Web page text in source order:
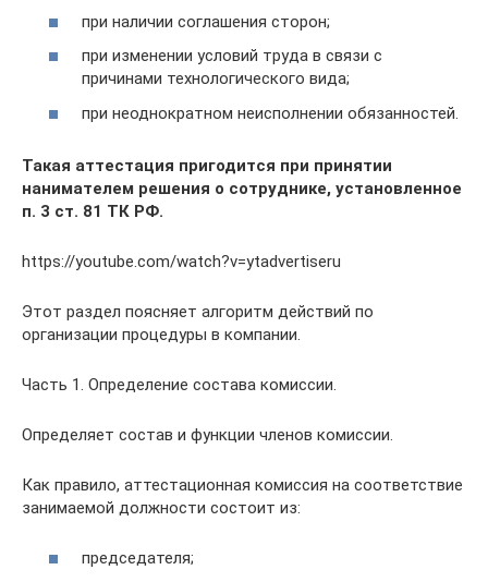
при наличии соглашения сторон;
при изменении условий труда в связи с
причинами технологического вида;
при неоднократном неисполнении обязанностей.
Такая аттестация пригодится при принятии
нанимателем решения о сотруднике, установленное
п. 3 ст. 81 ТК РФ.
https://youtube.com/watch?v=ytadvertiseru
Этот раздел поясняет алгоритм действий по
организации процедуры в компании.
Часть 1. Определение состава комиссии.
Определяет состав и функции членов комиссии.
Как правило, аттестационная комиссия на соответствие
занимаемой должности состоит из:
председателя;